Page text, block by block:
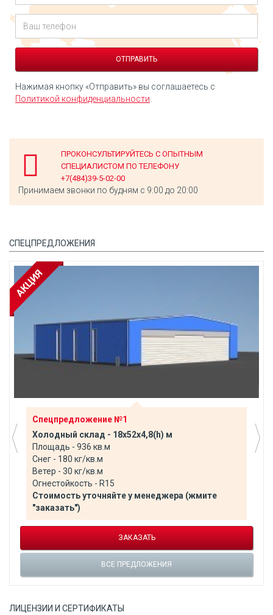
Нажимая кнопку «Отправить» вы соглашаетесь с
Политикой конфиденциальности.
ПРОКОНСУЛЬТИРУЙТЕСЬ С ОПЫТНЫМ
СПЕЦИАЛИСТОМ ПО ТЕЛЕФОНУ
+7(484)39-5-02-00
Принимаем звонки по будням с 9:00 до 20:00
СПЕЦПРЕДЛОЖЕНИЯ
Спецпредложение №1
Холодный склад - 18х52х4,8(h) м
Площадь - 936 кв.м
Снег - 180 кг/кв.м
Ветер - 30 кг/кв.м
Огнестойкость - R15
Стоимость уточняйте у менеджера (жмите
"заказать")
ЗАКАЗАТЬ
ВСЕ ПРЕДЛОЖЕНИЯ
ЛИЦЕНЗИИ И СЕРТИФИКАТЫ